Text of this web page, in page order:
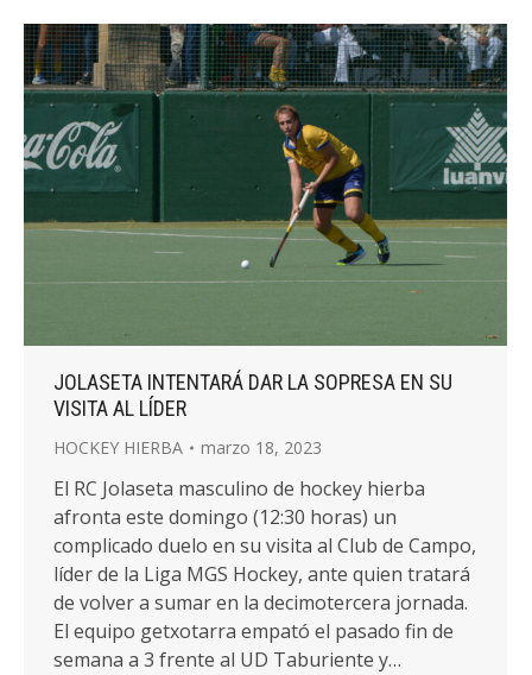
JOLASETA INTENTARÁ DAR LA SOPRESA EN SU
VISITA AL LÍDER
HOCKEY HIERBA marzo 18, 2023
El RC Jolaseta masculino de hockey hierba
afronta este domingo (12:30 horas) un
complicado duelo en su visita al Club de Campo,
líder de la Liga MGS Hockey, ante quien tratará
de volver a sumar en la decimotercera jornada.
El equipo getxotarra empató el pasado fin de
semana a 3 frente al UD Taburiente y…